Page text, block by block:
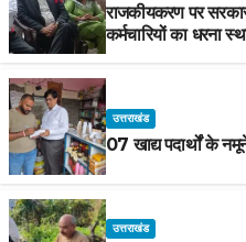
राजकीयकरण पर
कर्मचारियों का धरना
उत्तराखंड
07 खाद्य पदार्थों के
उत्तराखंड